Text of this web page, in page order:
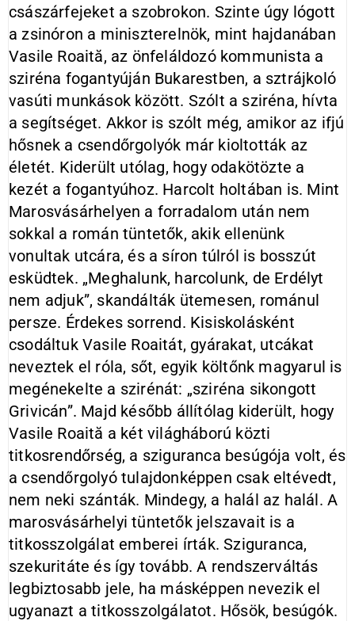
császárfejeket a szobrokon. Szinte úgy lógott
a zsinóron a miniszterelnök, mint hajdanában
Vasile Roaită, az önfeláldozó kommunista a
sziréna fogantyúján Bukarestben, a sztrájkoló
vasúti munkások között. Szólt a sziréna, hívta
a segítséget. Akkor is szólt még, amikor az ifjú
hősnek a csendőrgolyók már kioltották az
életét. Kiderült utólag, hogy odakötözte a
kezét a fogantyúhoz. Harcolt holtában is. Mint
Marosvásárhelyen a forradalom után nem
sokkal a román tüntetők, akik ellenünk
vonultak utcára, és a síron túlról is bosszút
esküdtek. „Meghalunk, harcolunk, de Erdélyt
nem adjuk”, skandálták ütemesen, románul
persze. Érdekes sorrend. Kisiskolásként
csodáltuk Vasile Roaitát, gyárakat, utcákat
neveztek el róla, sőt, egyik költőnk magyarul is
megénekelte a szirénát: „sziréna sikongott
Grivicán”. Majd később állítólag kiderült, hogy
Vasile Roaită a két világháború közti
titkosrendőrség, a sziguranca besúgója volt, és
a csendőrgolyó tulajdonképpen csak eltévedt,
nem neki szánták. Mindegy, a halál az halál. A
marosvásárhelyi tüntetők jelszavait is a
titkosszolgálat emberei írták. Sziguranca,
szekuritáte és így tovább. A rendszerváltás
legbiztosabb jele, ha másképpen nevezik el
ugyanazt a titkosszolgálatot. Hősök, besúgók.